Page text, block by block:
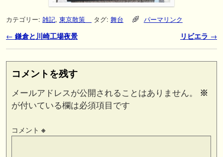
カテゴリー: 雑記, 東京散策 タグ: 舞台 パーマリンク
投稿ナビゲーション
← 鎌倉と川崎工場夜景 リビエラ →
コメントを残す
メールアドレスが公開されることはありません。
※
が付いている欄は必須項目です
コメント ※